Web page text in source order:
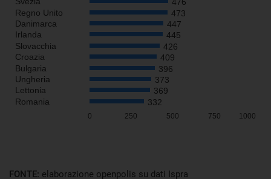
FONTE: elaborazione openpolis su dati Ispra